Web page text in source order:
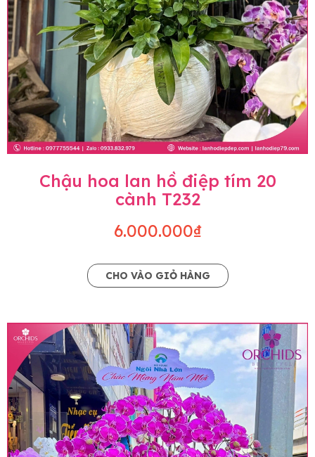
Chậu hoa lan hồ điệp tím 20
cành T232
6.000.000₫
CHO VÀO GIỎ HÀNG